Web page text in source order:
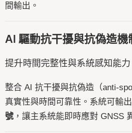
間輸出。
AI 驅動抗干擾與抗偽造機
提升時間完整性與系統感知能力
整合 AI 抗干擾與抗偽造（anti-
真實性與時間可靠性。系統可輸出
號 ，讓主系統能即時應對 GNSS